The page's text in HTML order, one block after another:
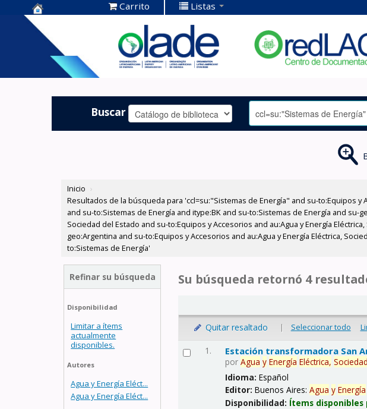
Centro de
Documentación
OLADE -
Carrito Listas
Buscar
Inicio ›
Resultados de la búsqueda para 'ccl=su:"Sistemas de Energía" and su-to:Equipos y
and su-to:Sistemas de Energía and itype:BK and su-to:Sistemas de Energía and su-
Sociedad del Estado and su-to:Equipos y Accesorios and au:Agua y Energía
geo:Argentina and su-to:Equipos y Accesorios and au:Agua y Energía Eléctrica,
to:Sistemas de Energía'
Refinar su búsqueda
Disponibilidad
Limitar a ítems
actualmente
disponibles.
Autores
Agua y Energía Eléct...
Agua y Energía Eléct...
Su búsqueda retornó 4
Quitar resaltado | Seleccionar todo
1. Estación transformadora San
porAgua y Energía Eléctrica, Sociedad
Idioma:Español
Editor:Buenos Aires:Agua y Energía
Disponibilidad: Ítems